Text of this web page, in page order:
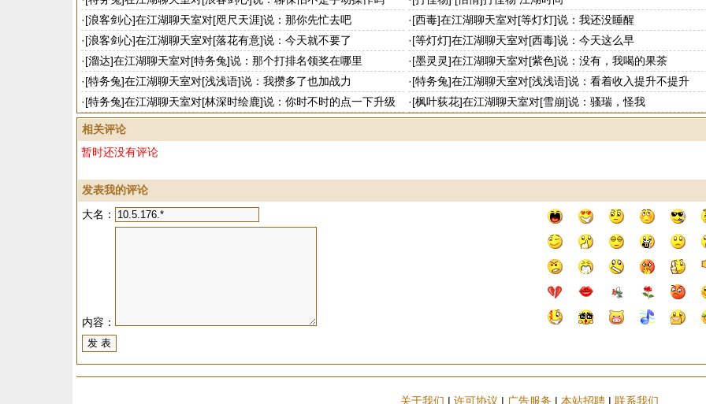
·[浪客剑心]在江湖聊天室对[咫尺天涯]说：那你先忙去吧 ·[西毒]在江湖聊天室对[等灯灯]说：我还没睡醒
·[浪客剑心]在江湖聊天室对[落花有意]说：今天就不要了 ·[等灯灯]在江湖聊天室对[西毒]说：今天这么早
·[溜达]在江湖聊天室对[特务兔]说：那个打排名领奖在哪里 ·[墨灵灵]在江湖聊天室对[紫色]说：没有，我喝的果茶
·[特务兔]在江湖聊天室对[浅浅语]说：我攒多了也加战力 ·[特务兔]在江湖聊天室对[浅浅语]说：看着收入提升不提升
·[特务兔]在江湖聊天室对[林深时绘鹿]说：你时不时的点一下升级
看一下
·[枫叶荻花]在江湖聊天室对[雪崩]说：骚瑞，怪我
相关评论
暂时还没有评论
发表我的评论
大名：
内容：
关于我们 | 许可协议 | 广告服务 | 本站招聘 | 联系我们